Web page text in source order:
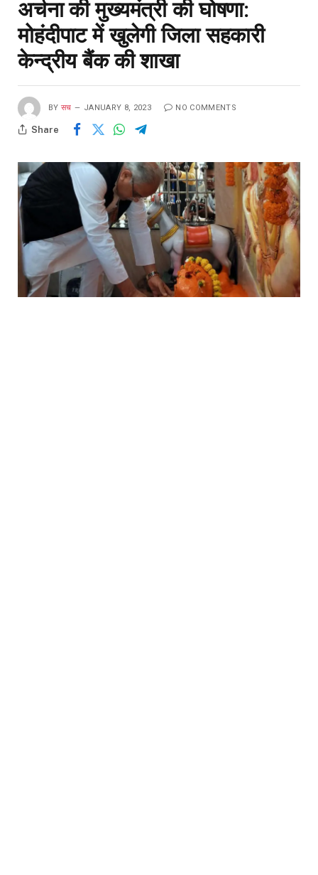
अर्चना की मुख्यमंत्री की घोषणा:
मोहंदीपाट में खुलेगी जिला सहकारी
केन्द्रीय बैंक की शाखा
BY सच JANUARY 8, 2023 NO COMMENTS
Share